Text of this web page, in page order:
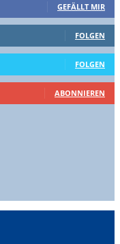
GEFÄLLT MIR
FOLGEN
FOLGEN
ABONNIEREN